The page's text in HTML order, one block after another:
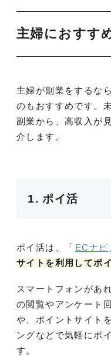
主婦におすす
主婦が副業をするな
のもおすすめです。
副業から、高収入が
介します。
1. ポイ活
ポイ活は、「 ECナビ
サイトを利用してポ
スマートフォンがあ
の閲覧やアンケート
や、ポイントサイト
ングなどで気軽にポ
す。